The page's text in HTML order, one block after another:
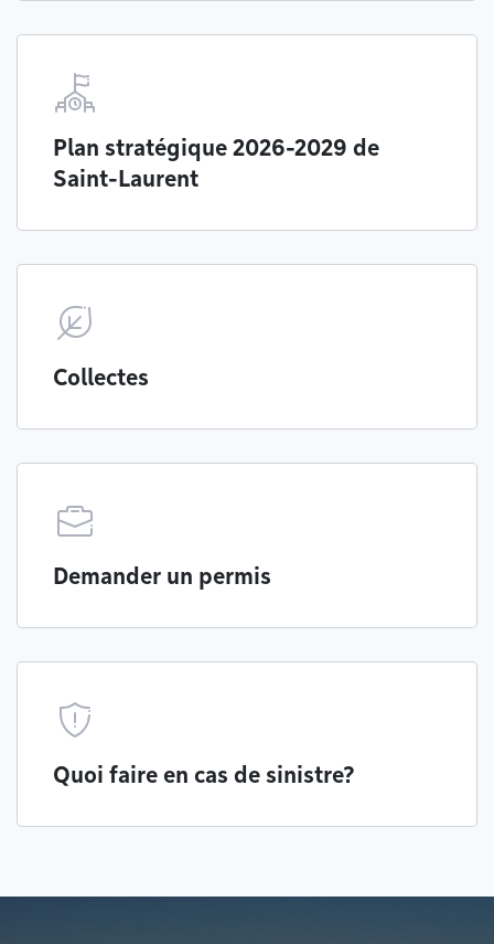
Plan stratégique 2026-2029 de
Saint-Laurent
Collectes
Demander un permis
Quoi faire en cas de sinistre?